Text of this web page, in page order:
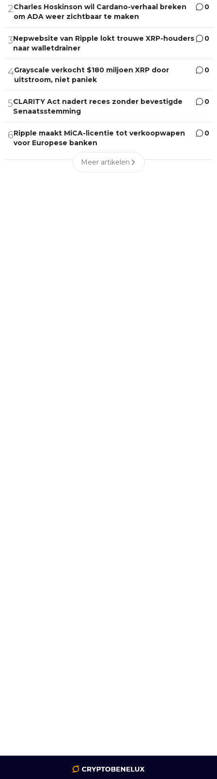
2Charles Hoskinson wil Cardano-verhaal breken
om ADA weer zichtbaar te maken
0
3Nepwebsite van Ripple lokt trouwe XRP-houders
naar walletdrainer
0
4Grayscale verkocht $180 miljoen XRP door
uitstroom, niet paniek
0
5CLARITY Act nadert reces zonder bevestigde
Senaatsstemming
0
6Ripple maakt MiCA-licentie tot verkoopwapen
voor Europese banken
0
Meer artikelen